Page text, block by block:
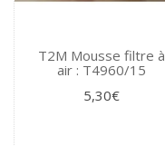
T2M Mousse filtre à
air : T4960/15
5,30€